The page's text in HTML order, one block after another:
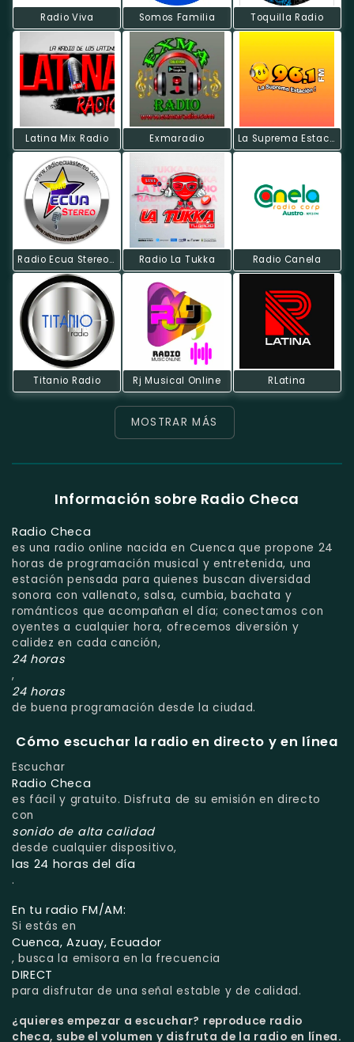
Radio Viva Somos Familia Toquilla Radio
Latina Mix Radio Exmaradio La Suprema Estacion
Radio Ecua Stereo HD Radio La Tukka Radio Canela
Titanio Radio Rj Musical Online RLatina
MOSTRAR MÁS
Información sobre Radio Checa
Radio Checa
es una radio online nacida en Cuenca que propone 24
horas de programación musical y entretenida, una
estación pensada para quienes buscan diversidad
sonora con vallenato, salsa, cumbia, bachata y
románticos que acompañan el día; conectamos con
oyentes a cualquier hora, ofrecemos diversión y
calidez en cada canción,
24 horas
,
24 horas
de buena programación desde la ciudad.
Cómo escuchar la radio en directo y en línea
Escuchar
Radio Checa
es fácil y gratuito. Disfruta de su emisión en directo
con
sonido de alta calidad
desde cualquier dispositivo,
las 24 horas del día
.
En tu radio FM/AM:
Si estás en
Cuenca, Azuay, Ecuador
, busca la emisora en la frecuencia
DIRECT
para disfrutar de una señal estable y de calidad.
¿quieres empezar a escuchar? reproduce radio
checa, sube el volumen y disfruta de la radio en línea.